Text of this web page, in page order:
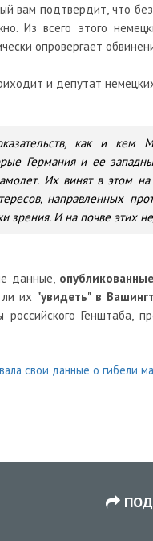
вам подтвердит, что
Из всего этого
опровергает
и депутат
как и кем
Германия и ее
Их винят в этом
направленных
зрения. И на почве этих
данные,
их "увидеть" в
российского Генштаба,